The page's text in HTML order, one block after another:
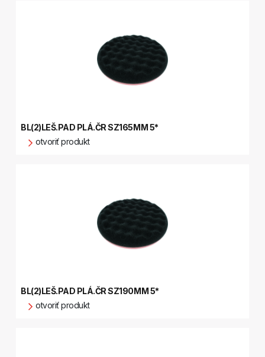
BL(2)LEŠ.PAD PLÁ.ČR SZ165MM 5*
otvoriť produkt
BL(2)LEŠ.PAD PLÁ.ČR SZ190MM 5*
otvoriť produkt